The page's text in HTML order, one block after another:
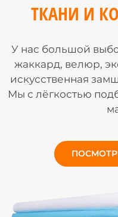
ТКАНИ И
У нас большой
жаккард, велюр,
искусственная
Мы с лёгкостью